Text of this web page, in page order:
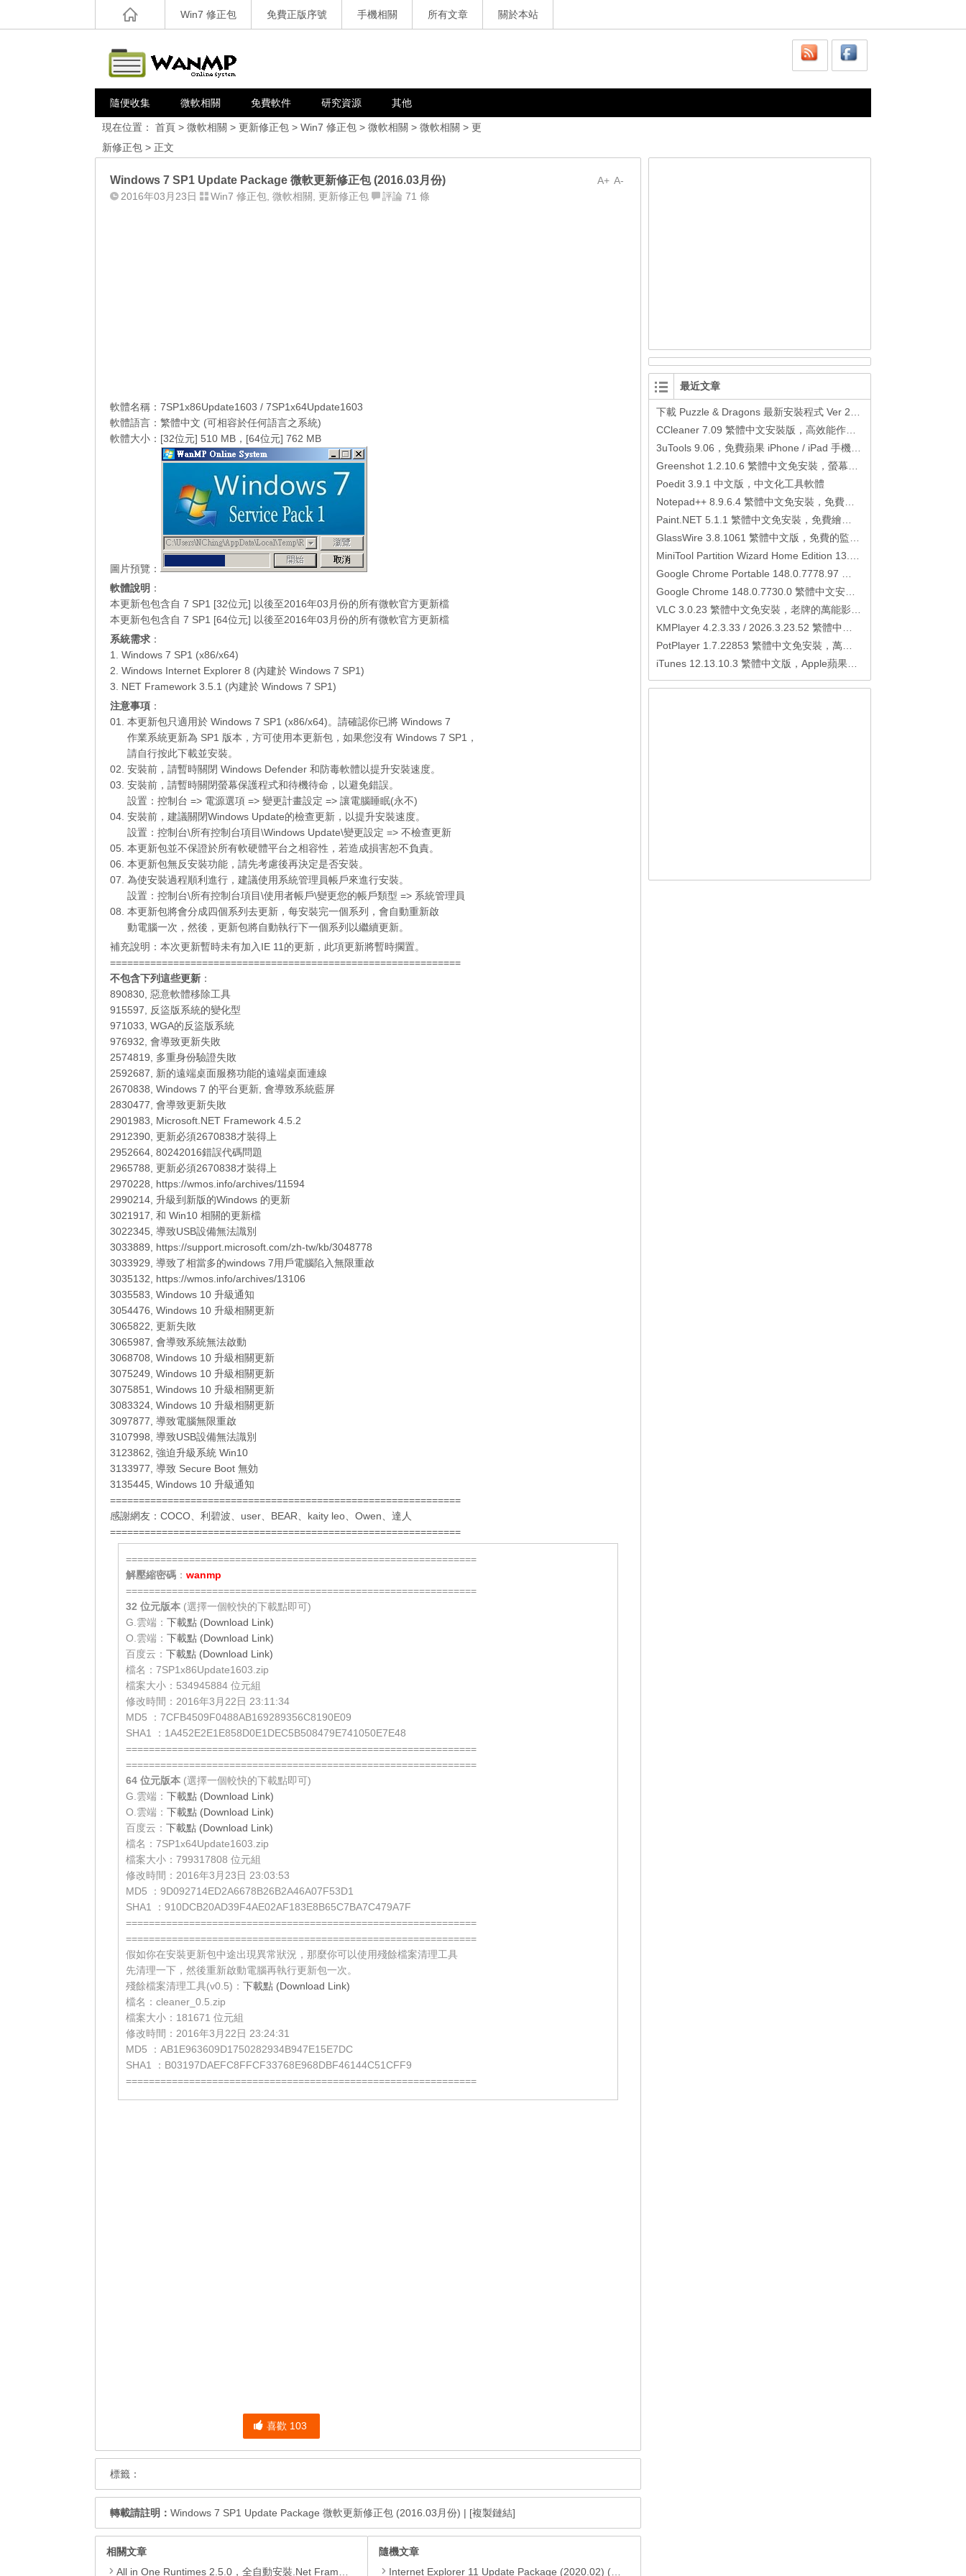
Win7 修正包 免費正版序號 手機相關 所有文章 關於本站
隨便收集 微軟相關 免費軟件 研究資源 其他
現在位置： 首頁 > 微軟相關 > 更新修正包 > Win7 修正包 > 微軟相關 > 微軟相關 > 更
新修正包 > 正文
A-
A+
Windows 7 SP1 Update Package 微軟更新修正包 (2016.03月份)
2016年03月23日 Win7 修正包 微軟相關 更新修正包 評論 71 條
軟體名稱：7SP1x86Update1603 / 7SP1x64Update1603
軟體語言：繁體中文 (可相容於任何語言之系統)
軟體大小：[32位元] 510 MB，[64位元] 762 MB
圖片預覽：
軟體說明 ：
本更新包包含自 7 SP1 [32位元] 以後至2016年03月份的所有微軟官方更新檔
本更新包包含自 7 SP1 [64位元] 以後至2016年03月份的所有微軟官方更新檔
系統需求 ：
1. Windows 7 SP1 (x86/x64)
2. Windows Internet Explorer 8 (內建於 Windows 7 SP1)
3. NET Framework 3.5.1 (內建於 Windows 7 SP1)
注意事項 ：
01. 本更新包只適用於 Windows 7 SP1 (x86/x64)。請確認你已將 Windows 7
作業系統更新為 SP1 版本，方可使用本更新包，如果您沒有 Windows 7 SP1 ，
請自行按此下載並安裝。
02. 安裝前，請暫時關閉 Windows Defender 和防毒軟體以提升安裝速度。
03. 安裝前，請暫時關閉螢幕保護程式和待機待命，以避免錯誤。
設置：控制台 => 電源選項 => 變更計畫設定 => 讓電腦睡眠(永不)
04. 安裝前，建議關閉Windows Update的檢查更新，以提升安裝速度。
設置：控制台\所有控制台項目\Windows Update\變更設定 => 不檢查更新
05. 本更新包並不保證於所有軟硬體平台之相容性，若造成損害恕不負責。
06. 本更新包無反安裝功能，請先考慮後再決定是否安裝。
07. 為使安裝過程順利進行，建議使用系統管理員帳戶來進行安裝。
設置：控制台\所有控制台項目\使用者帳戶\變更您的帳戶類型 => 系統管理員
08. 本更新包將會分成四個系列去更新，每安裝完一個系列，會自動重新啟
動電腦一次，然後，更新包將自動執行下一個系列以繼續更新。
補充說明：本次更新暫時未有加入IE 11的更新，此項更新將暫時擱置。
=============================================================
不包含下列這些更新 ：
890830, 惡意軟體移除工具
915597, 反盜版系統的變化型
971033, WGA的反盜版系統
976932, 會導致更新失敗
2574819, 多重身份驗證失敗
2592687, 新的遠端桌面服務功能的遠端桌面連線
2670838, Windows 7 的平台更新, 會導致系統藍屏
2830477, 會導致更新失敗
2901983, Microsoft.NET Framework 4.5.2
2912390, 更新必須2670838才裝得上
2952664, 80242016錯誤代碼問題
2965788, 更新必須2670838才裝得上
2970228, https://wmos.info/archives/11594
2990214, 升級到新版的Windows 的更新
3021917, 和 Win10 相關的更新檔
3022345, 導致USB設備無法識別
3033889, https://support.microsoft.com/zh-tw/kb/3048778
3033929, 導致了相當多的windows 7用戶電腦陷入無限重啟
3035132, https://wmos.info/archives/13106
3035583, Windows 10 升級通知
3054476, Windows 10 升級相關更新
3065822, 更新失敗
3065987, 會導致系統無法啟動
3068708, Windows 10 升級相關更新
3075249, Windows 10 升級相關更新
3075851, Windows 10 升級相關更新
3083324, Windows 10 升級相關更新
3097877, 導致電腦無限重啟
3107998, 導致USB設備無法識別
3123862, 強迫升級系統 Win10
3133977, 導致 Secure Boot 無効
3135445, Windows 10 升級通知
=============================================================
感謝網友： COCO 利碧波 user BEAR kaity leo Owen
達人
=============================================================
=============================================================
解壓縮密碼： wanmp
=============================================================
32 位元版本(選擇一個較快的下載點即可)
G.雲端： 下載點 (Download Link)
O.雲端： 下載點 (Download Link)
百度云： 下載點 (Download Link)
檔名：7SP1x86Update1603.zip
檔案大小：534945884 位元組
修改時間：2016年3月22日 23:11:34
MD5 ：7CFB4509F0488AB169289356C8190E09
SHA1 ：1A452E2E1E858D0E1DEC5B508479E741050E7E48
=============================================================
=============================================================
64 位元版本(選擇一個較快的下載點即可)
G.雲端： 下載點 (Download Link)
O.雲端： 下載點 (Download Link)
百度云： 下載點 (Download Link)
檔名：7SP1x64Update1603.zip
檔案大小：799317808 位元組
修改時間：2016年3月23日 23:03:53
MD5 ：9D092714ED2A6678B26B2A46A07F53D1
SHA1 ：910DCB20AD39F4AE02AF183E8B65C7BA7C479A7F
=============================================================
=============================================================
假如你在安裝更新包中途出現異常狀況，那麼你可以使用殘餘檔案清理工具
先清理一下，然後重新啟動電腦再執行更新包一次。
殘餘檔案清理工具(v0.5)： 下載點 (Download Link)
檔名：cleaner_0.5.zip
檔案大小：181671 位元組
修改時間：2016年3月22日 23:24:31
MD5 ：AB1E963609D1750282934B947E15E7DC
SHA1 ：B03197DAEFC8FFCF33768E968DBF46144C51CFF9
=============================================================
喜歡 103
標籤：
轉載請註明： Windows 7 SP1 Update Package 微軟更新修正包 (2016.03月份) | [複製鏈結]
相關文章
All in One Runtimes 2.5.0，全自動安裝.Net Framework、Visual C++、DirectX、Flash Player、JRE
隨機文章
Internet Explorer 11 Update Package (2020.02) (2版)，IE11升級檔及所有更新檔
最近文章
Poedit 3.9.1 中文版，中文化工具軟體